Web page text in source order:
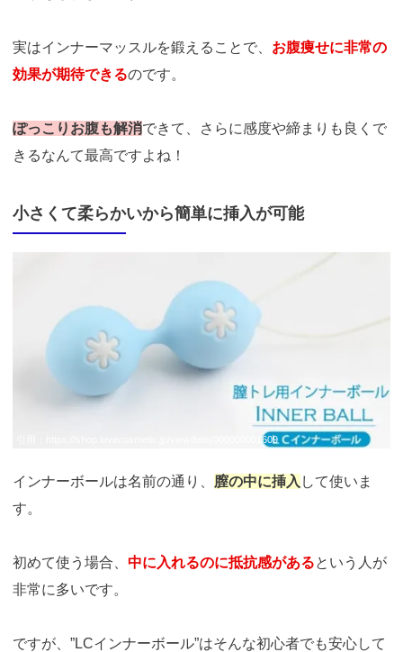
実はインナーマッスルを鍛えることで、 お腹痩せに非常の
効果が期待できるのです。
ぽっこりお腹も解消できて、さらに感度や締まりも良くで
きるなんて最高ですよね！
小さくて柔らかいから簡単に挿入が可能
https://shop.lovecosmetic.jp/view/item/000000001609
インナーボールは名前の通り、 膣の中に挿入 して使いま
す。
初めて使う場合、 中に入れるのに抵抗感があるという人が
非常に多いです。
ですが、”LCインナーボール”はそんな初心者でも安心して